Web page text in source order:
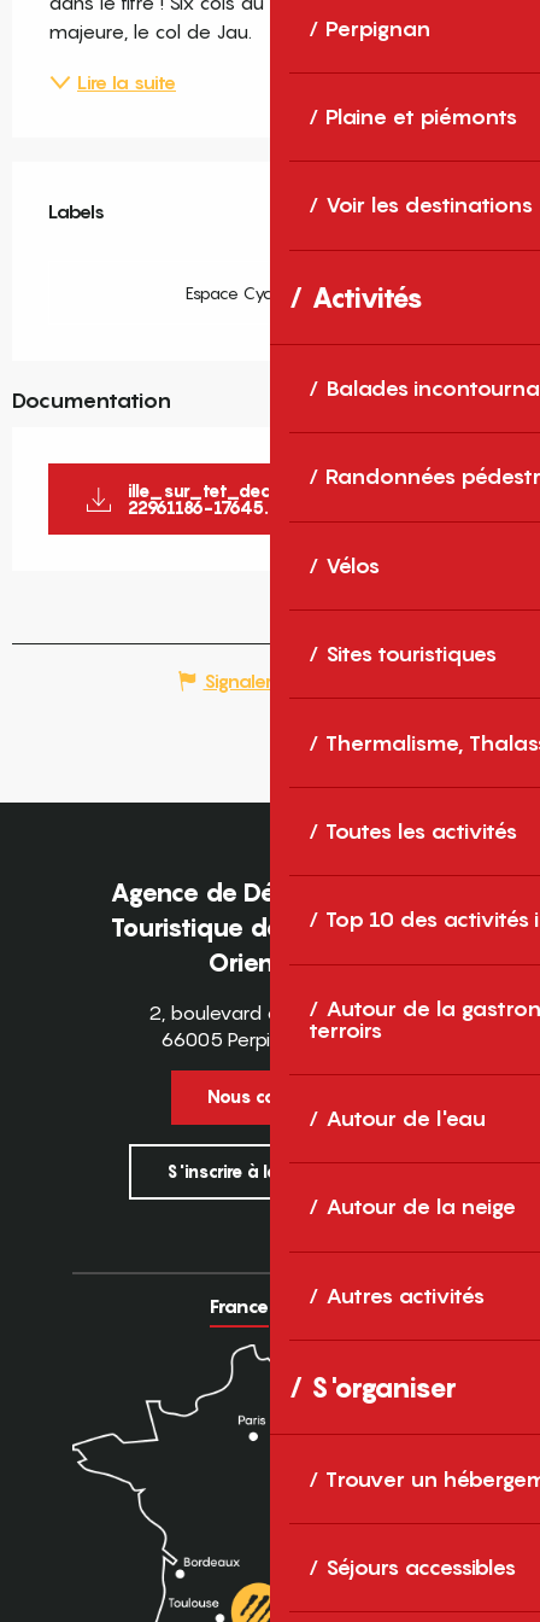
Perpignan
Plaine et piémonts
Voir les destinations
Activités
Balades
Randonnées
Vélos
Sites touristiques
Thermalisme,
Toutes les activités
Top 10 des activités
Autour de la
terroirs
Autour de l'eau
Autour de la neige
Autres activités
S'organiser
Trouver un
Séjours accessibles
majeure, le col de Jau.
Lire la suite
Labels
Labels
Espace Cyclosport FFC
Documentation
ille_sur_tet_decouverte_de_lagly-
22961186-17645...
Signaler une erreur
Agence de Développement
Touristique des Pyrénées-
Orientales
2, boulevard des Pyrénées
66005 Perpignan Cedex
Nous contacter
S'inscrire à la newsletter
France Europe